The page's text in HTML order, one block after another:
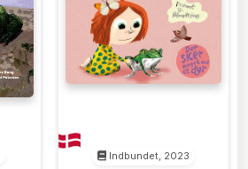
Indbundet, 2023